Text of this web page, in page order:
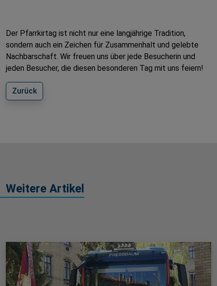
Der Pfarrkirtag ist nicht nur eine langjährige Tradition,
sondern auch ein Zeichen für Zusammenhalt und gelebte
Nachbarschaft. Wir freuen uns über jede Besucherin und
jeden Besucher, die diesen besonderen Tag mit uns feiern!
Zurück
Weitere Artikel